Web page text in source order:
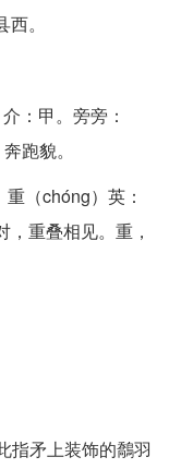
。
：甲。旁旁：
跑貌。
（chóng）英：
重叠相见。重，
指矛上装饰的鷮羽